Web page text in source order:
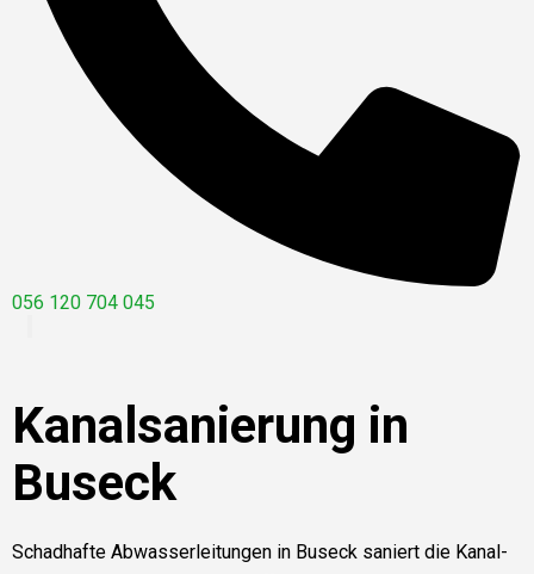
056 120 704 045
Kanalsanierung in
Buseck
Schadhafte Abwasserleitungen in Buseck saniert die Kanal-